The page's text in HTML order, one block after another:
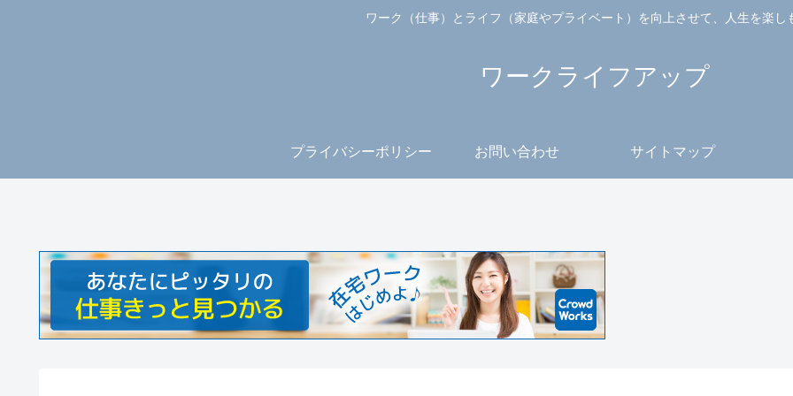
ワーク（仕事）とライフ（家庭やプライベート）を向上させて、人生を楽し
ワークライフアップ
プライバシーポリシー お問い合わせ サイトマップ